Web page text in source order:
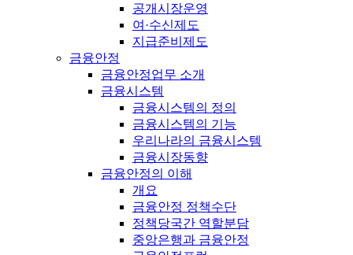
공개시장운영
여·수신제도
지급준비제도
금융안정
금융안정업무 소개
금융시스템
금융시스템의 정의
금융시스템의 기능
우리나라의 금융시스템
금융시장동향
금융안정의 이해
개요
금융안정 정책수단
정책당국간 역할분담
중앙은행과 금융안정